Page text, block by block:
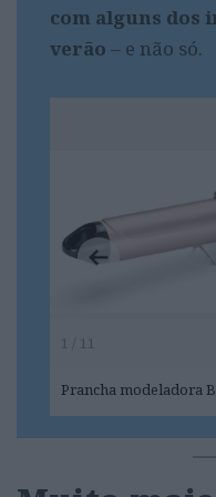
com alguns dos
verão – e não só.
1 / 11
Prancha modeladora